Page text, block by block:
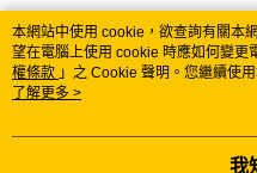
熱門標籤
本網站中使用 cookie，欲查詢有關本
望在電腦上使用 cookie 時應如何變更
權條款 」之 Cookie 聲明。您繼續使
用條款之 Cookie 聲明使用 cookie。
了解更多 >
我